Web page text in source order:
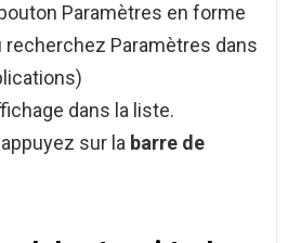
Paramètres en forme
recherchez Paramètres dans
dans la liste.
sur la barre de